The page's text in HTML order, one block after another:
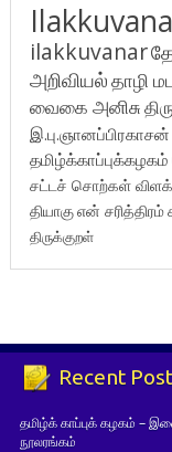
ilakkuvanar
அறிவியல்தாழி
வைகை அனிசு
இ.பு.ஞானப்பிரகாசன்
தமிழ்க்காப்புக்கழகம்
சட்டச் சொற்கள்
தியாகுஎன் சரித்திரம்
திருக்குறள்
Recent
தமிழ்க் காப்புக் கழகம் –
நூலரங்கம்